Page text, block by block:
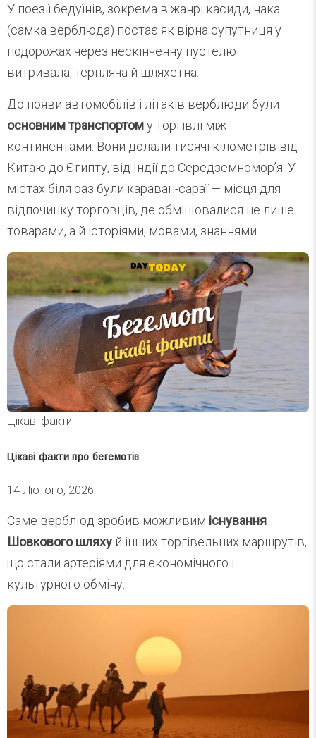
У поезії бедуїнів, зокрема в жанрі касиди, нака
(самка верблюда) постає як вірна супутниця у
подорожах через нескінченну пустелю —
витривала, терпляча й шляхетна.
До появи автомобілів і літаків верблюди були
основним транспортому торгівлі між
континентами. Вони долали тисячі кілометрів від
Китаю до Єгипту, від Індії до Середземномор’я. У
містах біля оаз були караван-сараї — місця для
відпочинку торговців, де обмінювалися не лише
товарами, а й історіями, мовами, знаннями.
Цікаві факти
Цікаві факти про бегемотів
14 Лютого, 2026
Саме верблюд зробив можливим існування
Шовкового шляху й інших торгівельних маршрутів,
що стали артеріями для економічного і
культурного обміну.